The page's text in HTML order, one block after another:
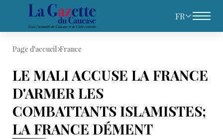
FR
Page d'accueil France
LE MALI ACCUSE LA FRANCE
D'ARMER LES
COMBATTANTS ISLAMISTES;
LA FRANCE DÉMENT